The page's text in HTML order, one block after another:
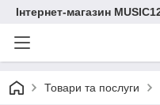
Інтернет-магазин
Товари та послуги